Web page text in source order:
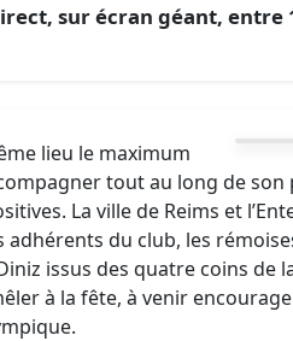
sur écran géant, entre
lieu le maximum
tout au long de
La ville de Reims et
du club, les
issus des quatre coins de
à la fête, à venir